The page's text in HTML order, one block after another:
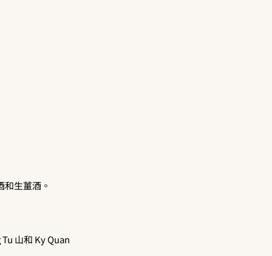
生薑酒。
山和 Ky Quan